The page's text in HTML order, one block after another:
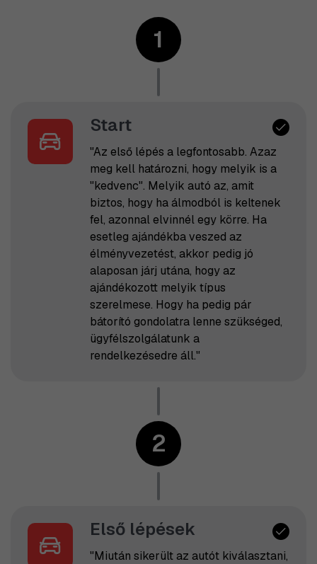
1
Start
"Az első lépés a legfontosabb. Azaz
meg kell határozni, hogy melyik is a
"kedvenc". Melyik autó az, amit
biztos, hogy ha álmodból is keltenek
fel, azonnal elvinnél egy körre. Ha
esetleg ajándékba veszed az
élményvezetést, akkor pedig jó
alaposan járj utána, hogy az
ajándékozott melyik típus
szerelmese. Hogy ha pedig pár
bátorító gondolatra lenne szükséged,
ügyfélszolgálatunk a
rendelkezésedre áll."
2
Első lépések
"Miután sikerült az autót kiválasztani,